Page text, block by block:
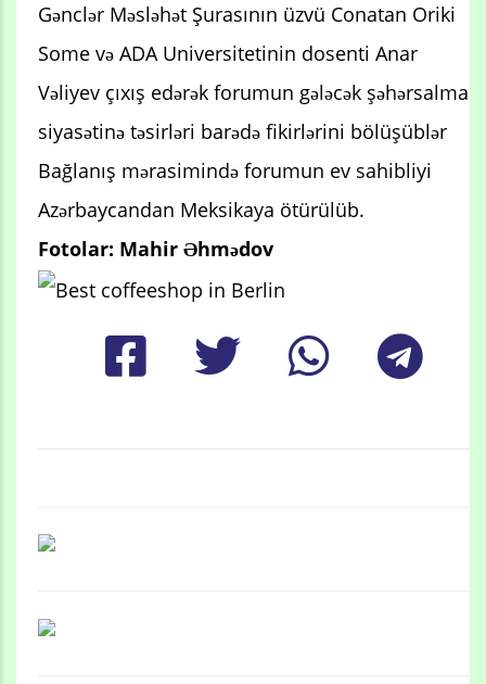
Gənclər Məsləhət Şurasının üzvü Conatan Oriki
Some və ADA Universitetinin dosenti Anar
Vəliyev çıxış edərək forumun gələcək şəhərsalma
siyasətinə təsirləri barədə fikirlərini bölüşüblər
Bağlanış mərasimində forumun ev sahibliyi
Azərbaycandan Meksikaya ötürülüb.
Fotolar: Mahir Əhmədov